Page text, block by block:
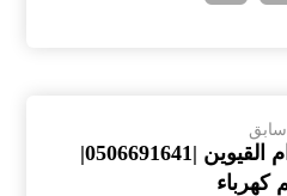
سابق
كهربائي منازل في ام القيوين |0506691641|
كهرباء